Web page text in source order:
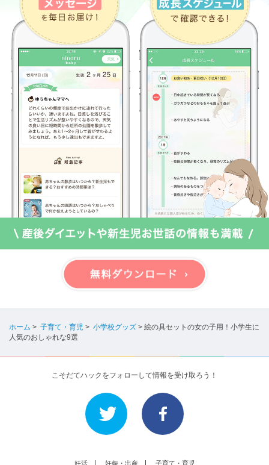
ホーム > 子育て・育児 > 小学校グッズ > 絵の具セットの女の子用！小学生に
人気のおしゃれな9選
こそだてハックをフォローして情報を受け取ろう！
妊活 妊娠・出産 子育て・育児